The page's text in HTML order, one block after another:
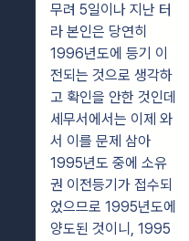
무려 5일이나 지난 터
라 본인은 당연히
1996년도에 등기 이
전되는 것으로 생각하
고 확인을 안한 것인데
세무서에서는 이제 와
서 이를 문제 삼아
1995년도 중에 소유
권 이전등기가 접수되
었으므로 1995년도에
양도된 것이니, 1995